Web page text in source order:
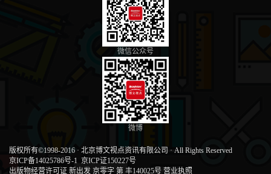
微信公众号
微博
版权所有©1998-2016 · 北京博文视点资讯有限公司 · All Rights Reserved
京ICP备14025786号-1 京ICP证150227号
出版物经营许可证 新出发 京零字 第 丰140025号 营业执照